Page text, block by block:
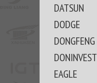
DATSUN
DODGE
DONGFENG
DONINVEST
EAGLE